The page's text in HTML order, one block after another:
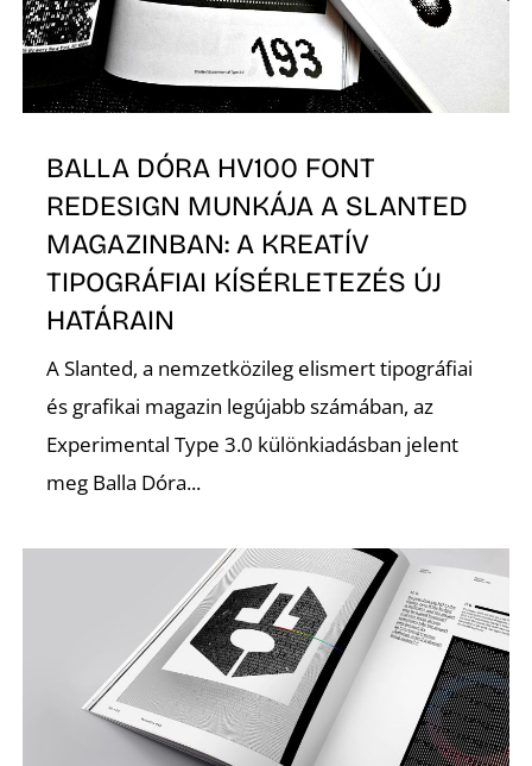
BALLA DÓRA HV100 FONT
REDESIGN MUNKÁJA A SLANTED
MAGAZINBAN: A KREATÍV
TIPOGRÁFIAI KÍSÉRLETEZÉS ÚJ
HATÁRAIN
A Slanted, a nemzetközileg elismert tipográfiai
és grafikai magazin legújabb számában, az
Experimental Type 3.0 különkiadásban jelent
meg Balla Dóra...